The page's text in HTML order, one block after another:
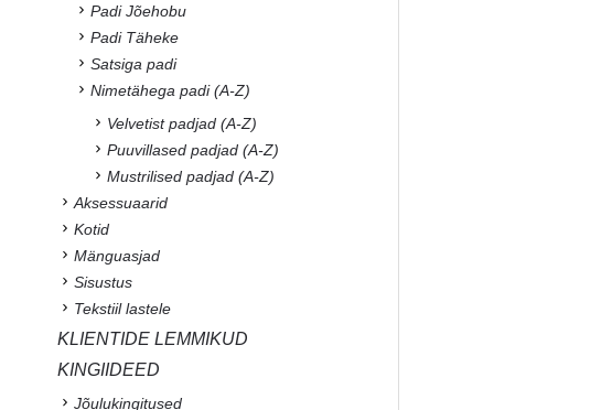
Padi Jõehobu
Padi Täheke
Satsiga padi
Nimetähega padi (A-Z)
Velvetist padjad (A-Z)
Puuvillased padjad (A-Z)
Mustrilised padjad (A-Z)
Aksessuaarid
Kotid
Mänguasjad
Sisustus
Tekstiil lastele
KLIENTIDE LEMMIKUD
KINGIIDEED
Jõulukingitused